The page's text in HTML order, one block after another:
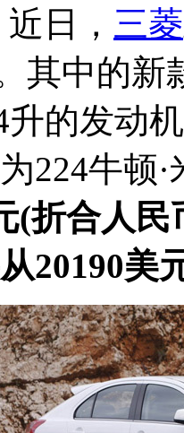
日， 三菱
其中的新
升的发动
224牛顿·
(折合人
20190美